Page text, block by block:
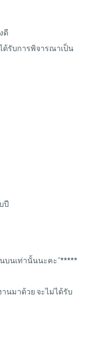
ดี
ด้รับการพิจารณาเป็น
ปี
นเท่านั้นนะคะ”*****
นมาด้วย จะไม่ได้รับ